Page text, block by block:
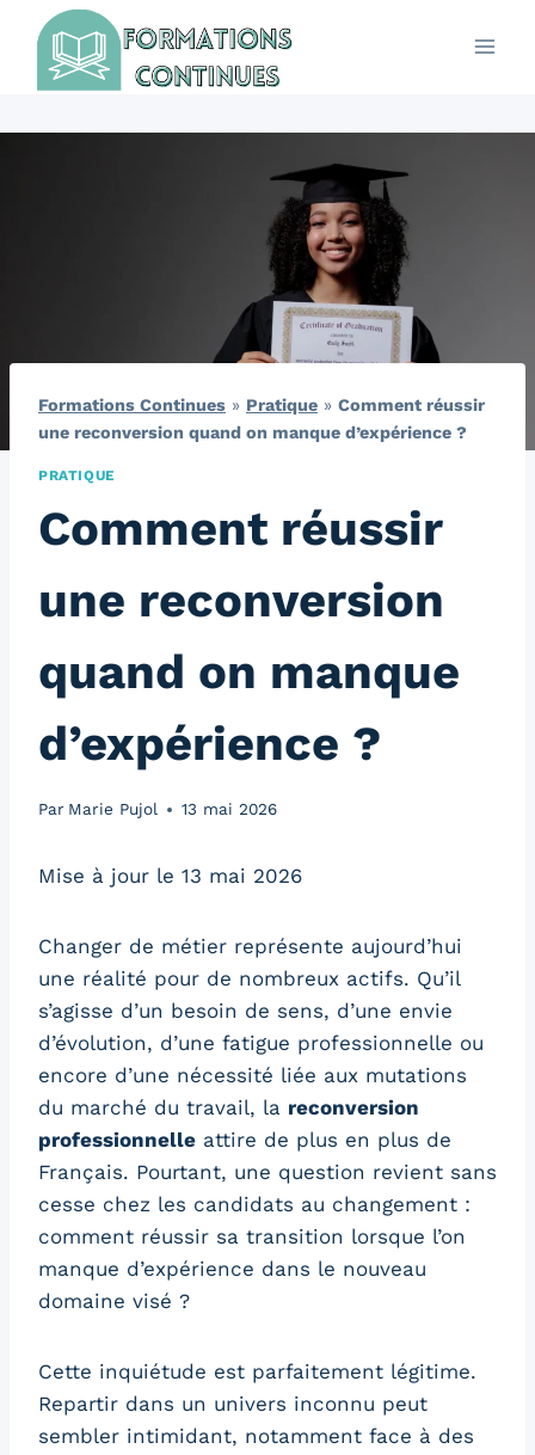
contenu
Formations Continues » Pratique » Comment réussir
une reconversion quand on manque d’expérience ?
PRATIQUE
Comment réussir
une reconversion
quand on manque
d’expérience ?
Par Marie Pujol 13 mai 2026
Mise à jour le 13 mai 2026
Changer de métier représente aujourd’hui
une réalité pour de nombreux actifs. Qu’il
s’agisse d’un besoin de sens, d’une envie
d’évolution, d’une fatigue professionnelle ou
encore d’une nécessité liée aux mutations
du marché du travail, la reconversion
professionnelle attire de plus en plus de
Français. Pourtant, une question revient sans
cesse chez les candidats au changement :
comment réussir sa transition lorsque l’on
manque d’expérience dans le nouveau
domaine visé ?
Cette inquiétude est parfaitement légitime.
Repartir dans un univers inconnu peut
sembler intimidant, notamment face à des